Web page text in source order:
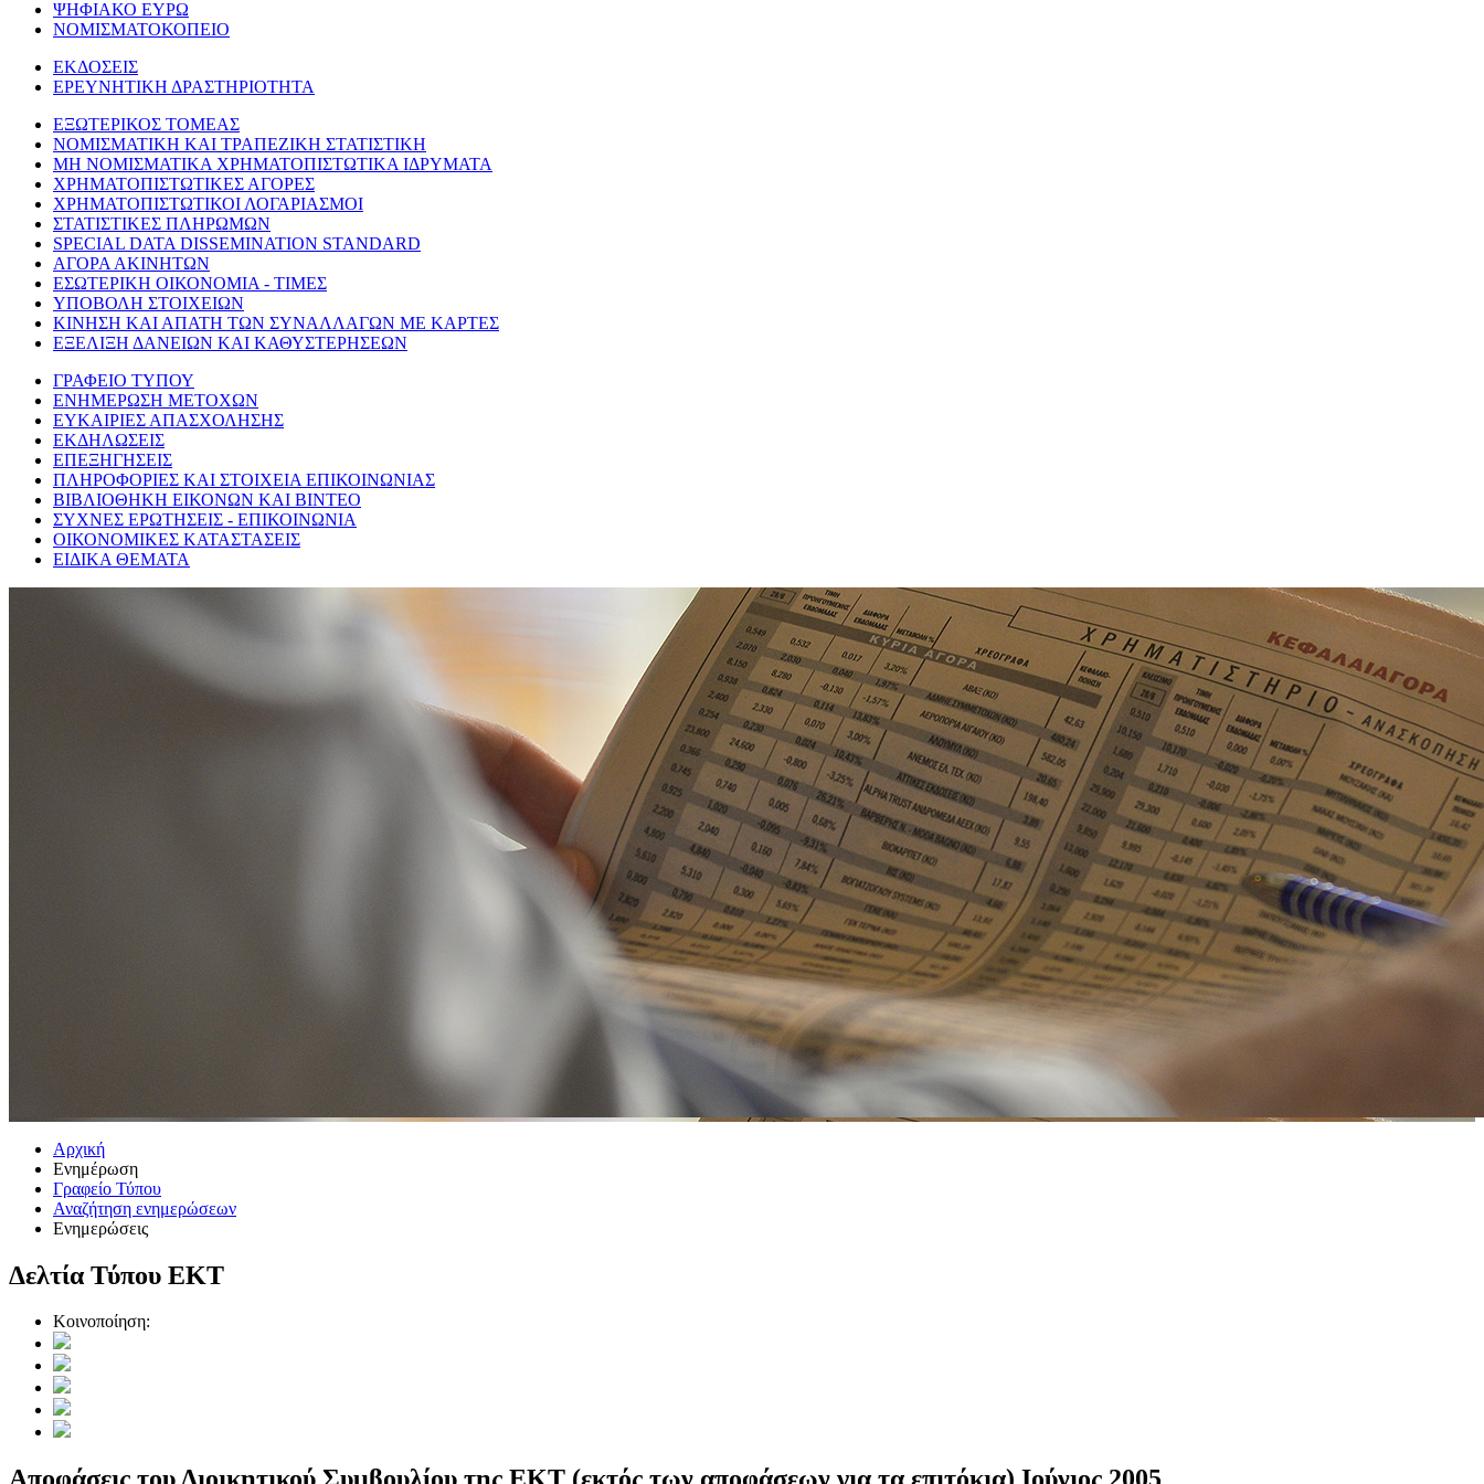
ΨΗΦΙΑΚΟ ΕΥΡΩ
ΝΟΜΙΣΜΑΤΟΚΟΠΕΙΟ
ΕΚΔΟΣΕΙΣ
ΕΡΕΥΝΗΤΙΚΗ ΔΡΑΣΤΗΡΙΟΤΗΤΑ
ΕΞΩΤΕΡΙΚΟΣ ΤΟΜΕΑΣ
ΝΟΜΙΣΜΑΤΙΚΗ ΚΑΙ ΤΡΑΠΕΖΙΚΗ ΣΤΑΤΙΣΤΙΚΗ
ΜΗ ΝΟΜΙΣΜΑΤΙΚΑ ΧΡΗΜΑΤΟΠΙΣΤΩΤΙΚΑ ΙΔΡΥΜΑΤΑ
ΧΡΗΜΑΤΟΠΙΣΤΩΤΙΚΕΣ ΑΓΟΡΕΣ
ΧΡΗΜΑΤΟΠΙΣΤΩΤΙΚΟΙ ΛΟΓΑΡΙΑΣΜΟΙ
ΣΤΑΤΙΣΤΙΚΕΣ ΠΛΗΡΩΜΩΝ
SPECIAL DATA DISSEMINATION STANDARD
ΑΓΟΡΑ ΑΚΙΝΗΤΩΝ
ΕΣΩΤΕΡΙΚΗ ΟΙΚΟΝΟΜΙΑ - ΤΙΜΕΣ
ΥΠΟΒΟΛΗ ΣΤΟΙΧΕΙΩΝ
ΚΙΝΗΣΗ ΚΑΙ ΑΠΑΤΗ ΤΩΝ ΣΥΝΑΛΛΑΓΩΝ ΜΕ ΚΑΡΤΕΣ
ΕΞΕΛΙΞΗ ΔΑΝΕΙΩΝ ΚΑΙ ΚΑΘΥΣΤΕΡΗΣΕΩΝ
ΓΡΑΦΕΙΟ ΤΥΠΟΥ
ΕΝΗΜΕΡΩΣΗ ΜΕΤΟΧΩΝ
ΕΥΚΑΙΡΙΕΣ ΑΠΑΣΧΟΛΗΣΗΣ
ΕΚΔΗΛΩΣΕΙΣ
ΕΠΕΞΗΓΗΣΕΙΣ
ΠΛΗΡΟΦΟΡΙΕΣ ΚΑΙ ΣΤΟΙΧΕΙΑ ΕΠΙΚΟΙΝΩΝΙΑΣ
ΒΙΒΛΙΟΘΗΚΗ ΕΙΚΟΝΩΝ ΚΑΙ ΒΙΝΤΕΟ
ΣΥΧΝΕΣ ΕΡΩΤΗΣΕΙΣ - ΕΠΙΚΟΙΝΩΝΙΑ
ΟΙΚΟΝΟΜΙΚΕΣ ΚΑΤΑΣΤΑΣΕΙΣ
ΕΙΔΙΚΑ ΘΕΜΑΤΑ
Αρχική
Ενημέρωση
Γραφείο Τύπου
Αναζήτηση ενημερώσεων
Ενημερώσεις
Δελτία Τύπου ΕΚΤ
Κοινοποίηση: